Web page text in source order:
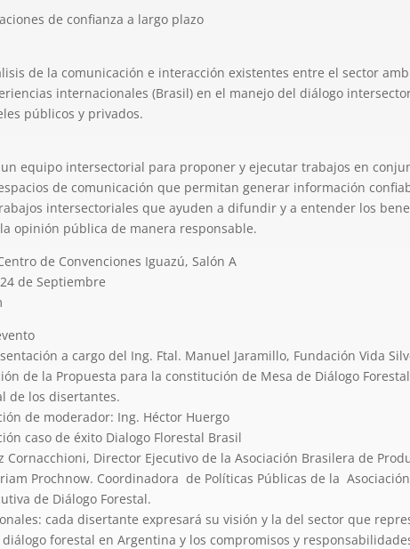
de confianza a largo plazo
de la comunicación e interacción existentes entre el sector
internacionales (Brasil) en el manejo del diálogo
públicos y privados.
equipo intersectorial para proponer y ejecutar trabajos en
de comunicación que permitan generar información
intersectoriales que ayuden a difundir y a entender los
opinión pública de manera responsable.
de Convenciones Iguazú, Salón A
de Septiembre
a cargo del Ing. Ftal. Manuel Jaramillo, Fundación Vida
la Propuesta para la constitución de Mesa de Diálogo
de los disertantes.
de moderador: Ing. Héctor Huergo
caso de éxito Dialogo Florestal Brasil
Cornacchioni, Director Ejecutivo de la Asociación Brasilera de
Prochnow. Coordinadora de Políticas Públicas de la
de Diálogo Forestal.
cada disertante expresará su visión y la del sector que
forestal en Argentina y los compromisos y